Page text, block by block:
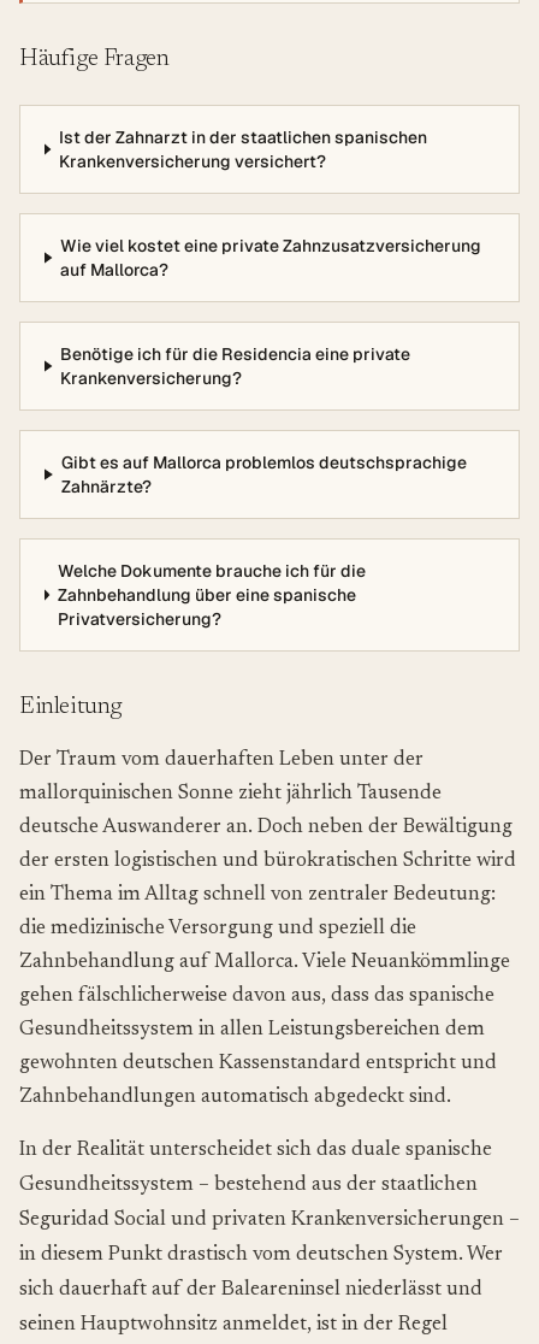
Häufige Fragen
Ist der Zahnarzt in der staatlichen spanischen
Krankenversicherung versichert?
Wie viel kostet eine private Zahnzusatzversicherung
auf Mallorca?
Benötige ich für die Residencia eine private
Krankenversicherung?
Gibt es auf Mallorca problemlos deutschsprachige
Zahnärzte?
Welche Dokumente brauche ich für die
Zahnbehandlung über eine spanische
Privatversicherung?
Einleitung
Der Traum vom dauerhaften Leben unter der
mallorquinischen Sonne zieht jährlich Tausende
deutsche Auswanderer an. Doch neben der Bewältigung
der ersten logistischen und bürokratischen Schritte wird
ein Thema im Alltag schnell von zentraler Bedeutung:
die medizinische Versorgung und speziell die
Zahnbehandlung auf Mallorca. Viele Neuankömmlinge
gehen fälschlicherweise davon aus, dass das spanische
Gesundheitssystem in allen Leistungsbereichen dem
gewohnten deutschen Kassenstandard entspricht und
Zahnbehandlungen automatisch abgedeckt sind.
In der Realität unterscheidet sich das duale spanische
Gesundheitssystem – bestehend aus der staatlichen
Seguridad Social und privaten Krankenversicherungen –
in diesem Punkt drastisch vom deutschen System. Wer
sich dauerhaft auf der Baleareninsel niederlässt und
seinen Hauptwohnsitz anmeldet, ist in der Regel